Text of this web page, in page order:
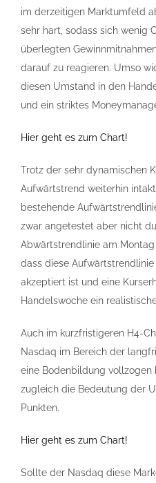
im derzeitigen Marktumfeld
sehr hart, sodass sich wenig
überlegten
darauf zu reagieren. Umso
diesen Umstand in den
und ein striktes
Hier geht es zum Chart!
Trotz der sehr dynamischen
Aufwärtstrend weiterhin
bestehende
zwar angetestet aber nicht
Abwärtstrendlinie am
dass diese
akzeptiert ist und eine
Handelswoche ein
Auch im kurzfristigeren H4-
Nasdaq im Bereich der
eine Bodenbildung vollzogen
zugleich die Bedeutung der
Punkten.
Hier geht es zum Chart!
Sollte der Nasdaq diese